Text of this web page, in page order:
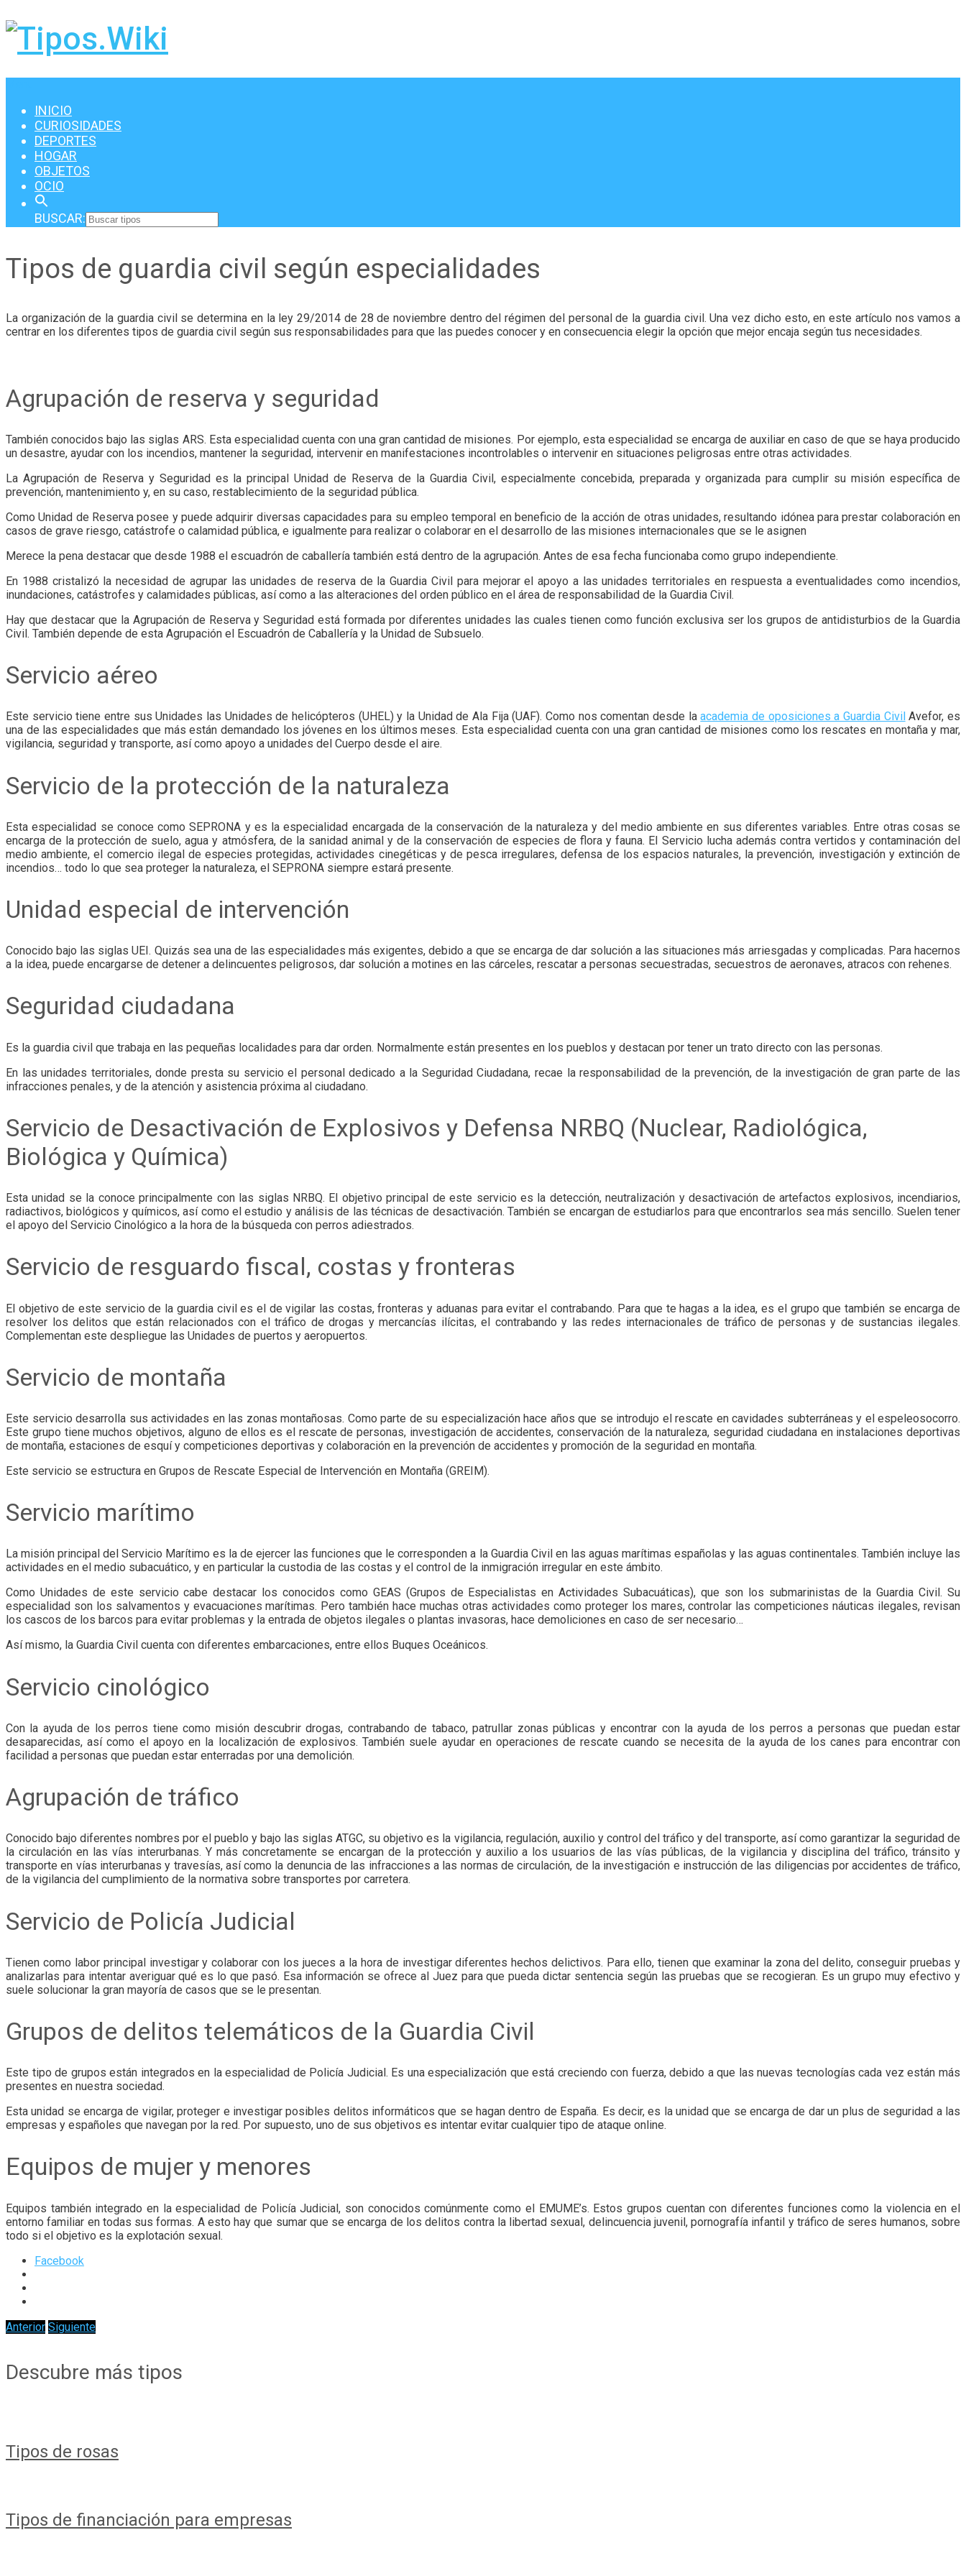
INICIO
CURIOSIDADES
DEPORTES
HOGAR
OBJETOS
OCIO
BUSCAR:
Tipos de guardia civil según especialidades
La organización de la guardia civil se determina en la ley 29/2014 de 28 de noviembre dentro del régimen del personal de la guardia civil. Una vez dicho esto, en este artículo nos vamos a
centrar en los diferentes tipos de guardia civil según sus responsabilidades para que las puedes conocer y en consecuencia elegir la opción que mejor encaja según tus necesidades.
Agrupación de reserva y seguridad
También conocidos bajo las siglas ARS. Esta especialidad cuenta con una gran cantidad de misiones. Por ejemplo, esta especialidad se encarga de auxiliar en caso de que se haya producido
un desastre, ayudar con los incendios, mantener la seguridad, intervenir en manifestaciones incontrolables o intervenir en situaciones peligrosas entre otras actividades.
La Agrupación de Reserva y Seguridad es la principal Unidad de Reserva de la Guardia Civil, especialmente concebida, preparada y organizada para cumplir su misión específica de
prevención, mantenimiento y, en su caso, restablecimiento de la seguridad pública.
Como Unidad de Reserva posee y puede adquirir diversas capacidades para su empleo temporal en beneficio de la acción de otras unidades, resultando idónea para prestar colaboración en
casos de grave riesgo, catástrofe o calamidad pública, e igualmente para realizar o colaborar en el desarrollo de las misiones internacionales que se le asignen
Merece la pena destacar que desde 1988 el escuadrón de caballería también está dentro de la agrupación. Antes de esa fecha funcionaba como grupo independiente.
En 1988 cristalizó la necesidad de agrupar las unidades de reserva de la Guardia Civil para mejorar el apoyo a las unidades territoriales en respuesta a eventualidades como incendios,
inundaciones, catástrofes y calamidades públicas, así como a las alteraciones del orden público en el área de responsabilidad de la Guardia Civil.
Hay que destacar que la Agrupación de Reserva y Seguridad está formada por diferentes unidades las cuales tienen como función exclusiva ser los grupos de antidisturbios de la Guardia
Civil. También depende de esta Agrupación el Escuadrón de Caballería y la Unidad de Subsuelo.
Servicio aéreo
Este servicio tiene entre sus Unidades las Unidades de helicópteros (UHEL) y la Unidad de Ala Fija (UAF). Como nos comentan desde laacademia de oposiciones a Guardia Civil Avefor, es
una de las especialidades que más están demandado los jóvenes en los últimos meses. Esta especialidad cuenta con una gran cantidad de misiones como los rescates en montaña y mar,
vigilancia, seguridad y transporte, así como apoyo a unidades del Cuerpo desde el aire.
Servicio de la protección de la naturaleza
Esta especialidad se conoce como SEPRONA y es la especialidad encargada de la conservación de la naturaleza y del medio ambiente en sus diferentes variables. Entre otras cosas se
encarga de la protección de suelo, agua y atmósfera, de la sanidad animal y de la conservación de especies de flora y fauna. El Servicio lucha además contra vertidos y contaminación del
medio ambiente, el comercio ilegal de especies protegidas, actividades cinegéticas y de pesca irregulares, defensa de los espacios naturales, la prevención, investigación y extinción de
incendios… todo lo que sea proteger la naturaleza, el SEPRONA siempre estará presente.
Unidad especial de intervención
Conocido bajo las siglas UEI. Quizás sea una de las especialidades más exigentes, debido a que se encarga de dar solución a las situaciones más arriesgadas y complicadas. Para hacernos
a la idea, puede encargarse de detener a delincuentes peligrosos, dar solución a motines en las cárceles, rescatar a personas secuestradas, secuestros de aeronaves, atracos con rehenes.
Seguridad ciudadana
Es la guardia civil que trabaja en las pequeñas localidades para dar orden. Normalmente están presentes en los pueblos y destacan por tener un trato directo con las personas.
En las unidades territoriales, donde presta su servicio el personal dedicado a la Seguridad Ciudadana, recae la responsabilidad de la prevención, de la investigación de gran parte de las
infracciones penales, y de la atención y asistencia próxima al ciudadano.
Servicio de Desactivación de Explosivos y Defensa NRBQ (Nuclear, Radiológica,
Biológica y Química)
Esta unidad se la conoce principalmente con las siglas NRBQ. El objetivo principal de este servicio es la detección, neutralización y desactivación de artefactos explosivos, incendiarios,
radiactivos, biológicos y químicos, así como el estudio y análisis de las técnicas de desactivación. También se encargan de estudiarlos para que encontrarlos sea más sencillo. Suelen tener
el apoyo del Servicio Cinológico a la hora de la búsqueda con perros adiestrados.
Servicio de resguardo fiscal, costas y fronteras
El objetivo de este servicio de la guardia civil es el de vigilar las costas, fronteras y aduanas para evitar el contrabando. Para que te hagas a la idea, es el grupo que también se encarga de
resolver los delitos que están relacionados con el tráfico de drogas y mercancías ilícitas, el contrabando y las redes internacionales de tráfico de personas y de sustancias ilegales.
Complementan este despliegue las Unidades de puertos y aeropuertos.
Servicio de montaña
Este servicio desarrolla sus actividades en las zonas montañosas. Como parte de su especialización hace años que se introdujo el rescate en cavidades subterráneas y el espeleosocorro.
Este grupo tiene muchos objetivos, alguno de ellos es el rescate de personas, investigación de accidentes, conservación de la naturaleza, seguridad ciudadana en instalaciones deportivas
de montaña, estaciones de esquí y competiciones deportivas y colaboración en la prevención de accidentes y promoción de la seguridad en montaña.
Este servicio se estructura en Grupos de Rescate Especial de Intervención en Montaña (GREIM).
Servicio marítimo
La misión principal del Servicio Marítimo es la de ejercer las funciones que le corresponden a la Guardia Civil en las aguas marítimas españolas y las aguas continentales. También incluye las
actividades en el medio subacuático, y en particular la custodia de las costas y el control de la inmigración irregular en este ámbito.
Como Unidades de este servicio cabe destacar los conocidos como GEAS (Grupos de Especialistas en Actividades Subacuáticas), que son los submarinistas de la Guardia Civil. Su
especialidad son los salvamentos y evacuaciones marítimas. Pero también hace muchas otras actividades como proteger los mares, controlar las competiciones náuticas ilegales, revisan
los cascos de los barcos para evitar problemas y la entrada de objetos ilegales o plantas invasoras, hace demoliciones en caso de ser necesario…
Así mismo, la Guardia Civil cuenta con diferentes embarcaciones, entre ellos Buques Oceánicos.
Servicio cinológico
Con la ayuda de los perros tiene como misión descubrir drogas, contrabando de tabaco, patrullar zonas públicas y encontrar con la ayuda de los perros a personas que puedan estar
desaparecidas, así como el apoyo en la localización de explosivos. También suele ayudar en operaciones de rescate cuando se necesita de la ayuda de los canes para encontrar con
facilidad a personas que puedan estar enterradas por una demolición.
Agrupación de tráfico
Conocido bajo diferentes nombres por el pueblo y bajo las siglas ATGC, su objetivo es la vigilancia, regulación, auxilio y control del tráfico y del transporte, así como garantizar la seguridad de
la circulación en las vías interurbanas. Y más concretamente se encargan de la protección y auxilio a los usuarios de las vías públicas, de la vigilancia y disciplina del tráfico, tránsito y
transporte en vías interurbanas y travesías, así como la denuncia de las infracciones a las normas de circulación, de la investigación e instrucción de las diligencias por accidentes de tráfico,
de la vigilancia del cumplimiento de la normativa sobre transportes por carretera.
Servicio de Policía Judicial
Tienen como labor principal investigar y colaborar con los jueces a la hora de investigar diferentes hechos delictivos. Para ello, tienen que examinar la zona del delito, conseguir pruebas y
analizarlas para intentar averiguar qué es lo que pasó. Esa información se ofrece al Juez para que pueda dictar sentencia según las pruebas que se recogieran. Es un grupo muy efectivo y
suele solucionar la gran mayoría de casos que se le presentan.
Grupos de delitos telemáticos de la Guardia Civil
Este tipo de grupos están integrados en la especialidad de Policía Judicial. Es una especialización que está creciendo con fuerza, debido a que las nuevas tecnologías cada vez están más
presentes en nuestra sociedad.
Esta unidad se encarga de vigilar, proteger e investigar posibles delitos informáticos que se hagan dentro de España. Es decir, es la unidad que se encarga de dar un plus de seguridad a las
empresas y españoles que navegan por la red. Por supuesto, uno de sus objetivos es intentar evitar cualquier tipo de ataque online.
Equipos de mujer y menores
Equipos también integrado en la especialidad de Policía Judicial, son conocidos comúnmente como el EMUME’s. Estos grupos cuentan con diferentes funciones como la violencia en el
entorno familiar en todas sus formas. A esto hay que sumar que se encarga de los delitos contra la libertad sexual, delincuencia juvenil, pornografía infantil y tráfico de seres humanos, sobre
todo si el objetivo es la explotación sexual.
Facebook
Anterior Siguiente
Descubre más tipos
Tipos de rosas
Tipos de financiación para empresas